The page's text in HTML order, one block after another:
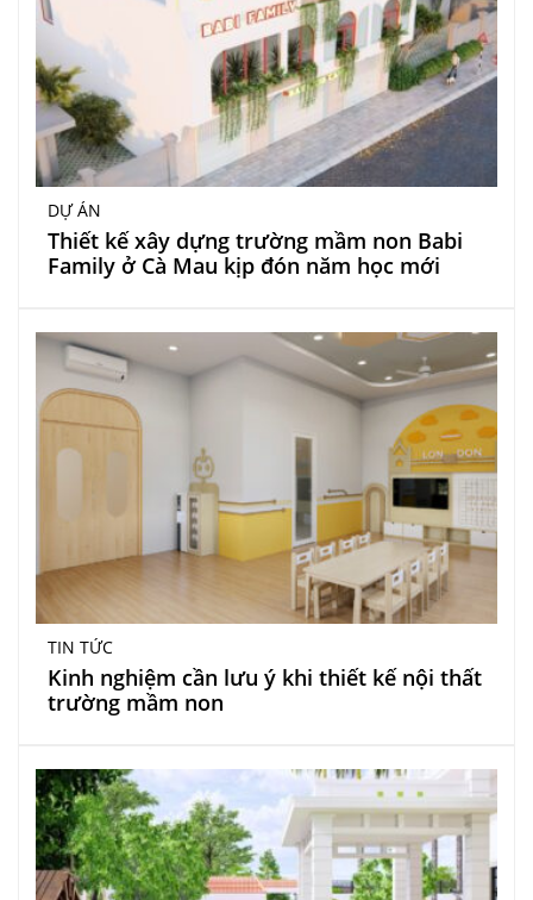
DỰ ÁN
Thiết kế xây dựng trường mầm non Babi
Family ở Cà Mau kịp đón năm học mới
TIN TỨC
Kinh nghiệm cần lưu ý khi thiết kế nội thất
trường mầm non